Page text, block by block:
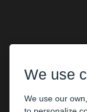
We use
We use our